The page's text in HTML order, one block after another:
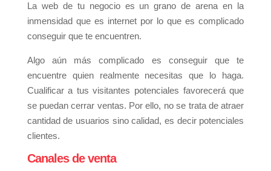
La web de tu negocio es un grano de arena en la
inmensidad que es internet por lo que es complicado
conseguir que te encuentren.
Algo aún más complicado es conseguir que te
encuentre quien realmente necesitas que lo haga.
Cualificar a tus visitantes potenciales favorecerá que
se puedan cerrar ventas. Por ello, no se trata de atraer
cantidad de usuarios sino calidad, es decir potenciales
clientes.
Canales de venta